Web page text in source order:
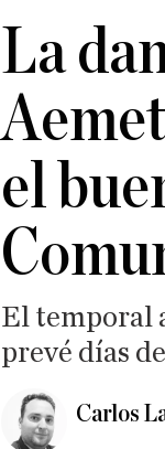
La
el
El temporal
prevé días
Carlos